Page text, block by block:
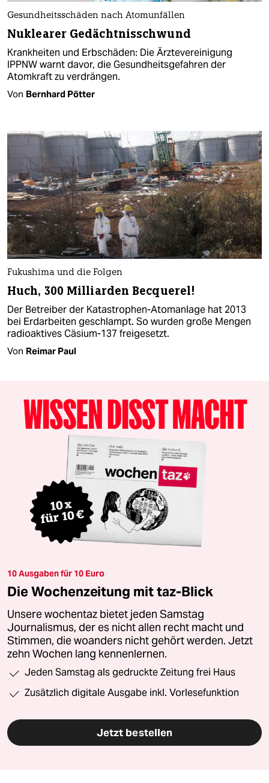
Gesundheitsschäden nach Atomunfällen
Nuklearer Gedächtnisschwund
Krankheiten und Erbschäden: Die Ärztevereinigung
IPPNW warnt davor, die Gesundheitsgefahren der
Atomkraft zu verdrängen.
Von Bernhard Pötter
Fukushima und die Folgen
Huch, 300 Milliarden Becquerel!
Der Betreiber der Katastrophen-Atomanlage hat 2013
bei Erdarbeiten geschlampt. So wurden große Mengen
radioaktives Cäsium-137 freigesetzt.
Von Reimar Paul
10 Ausgaben für 10 Euro
Die Wochenzeitung mit taz-Blick
Unsere wochentaz bietet jeden Samstag
Journalismus, der es nicht allen recht macht und
Stimmen, die woanders nicht gehört werden. Jetzt
zehn Wochen lang kennenlernen.
Jeden Samstag als gedruckte Zeitung frei Haus
Zusätzlich digitale Ausgabe inkl. Vorlesefunktion
Jetzt bestellen